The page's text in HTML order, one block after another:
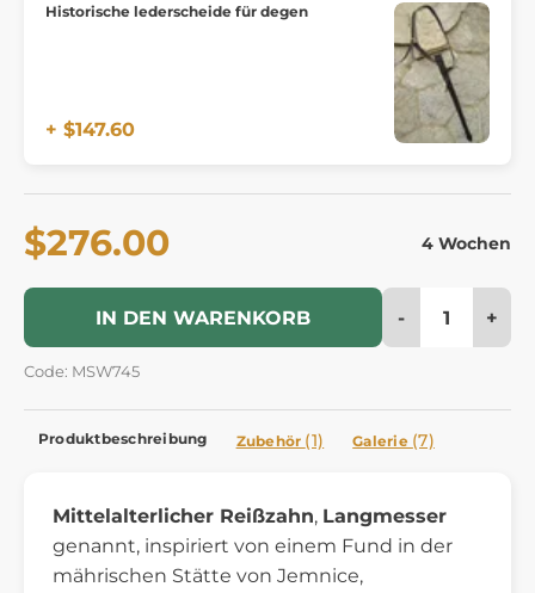
Historische lederscheide für degen
+ $147.60
$276.00 4 Wochen
IN DEN WARENKORB - +
Code: MSW745
Produktbeschreibung Zubehör (1) Galerie (7)
Mittelalterlicher Reißzahn, Langmesser
genannt, inspiriert von einem Fund in der
mährischen Stätte von Jemnice,